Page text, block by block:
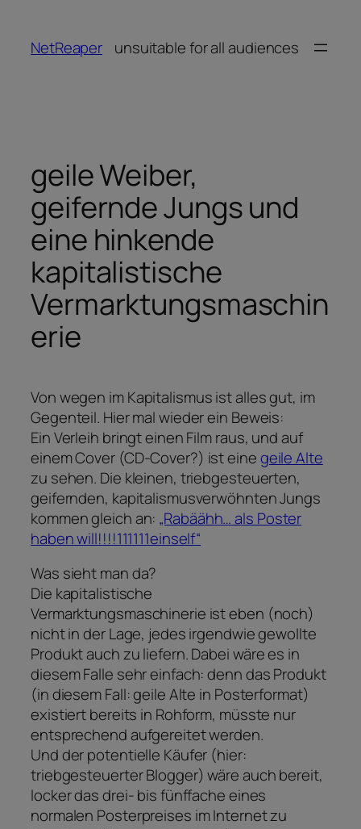
springen
NetReaper unsuitable for all audiences
geile Weiber,
geifernde Jungs und
eine hinkende
kapitalistische
Vermarktungsmaschin
erie
Von wegen im Kapitalismus ist alles gut, im
Gegenteil. Hier mal wieder ein Beweis:
Ein Verleih bringt einen Film raus, und auf
einem Cover (CD-Cover?) ist einegeile Alte
zu sehen. Die kleinen, triebgesteuerten,
geifernden, kapitalismusverwöhnten Jungs
kommen gleich an: „Rabäähh… als Poster
haben will!!!!111111einself“
Was sieht man da?
Die kapitalistische
Vermarktungsmaschinerie ist eben (noch)
nicht in der Lage, jedes irgendwie gewollte
Produkt auch zu liefern. Dabei wäre es in
diesem Falle sehr einfach: denn das Produkt
(in diesem Fall: geile Alte in Posterformat)
existiert bereits in Rohform, müsste nur
entsprechend aufgereitet werden.
Und der potentielle Käufer (hier:
triebgesteuerter Blogger) wäre auch bereit,
locker das drei- bis fünffache eines
normalen Posterpreises im Internet zu